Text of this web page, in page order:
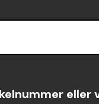
eller